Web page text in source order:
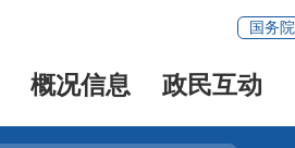
国务院
概况信息 政民互动